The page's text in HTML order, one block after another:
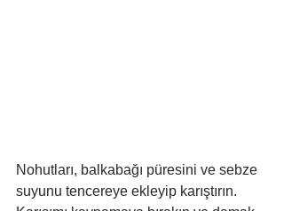
Nohutları, balkabağı püresini ve sebze
suyunu tencereye ekleyip karıştırın.